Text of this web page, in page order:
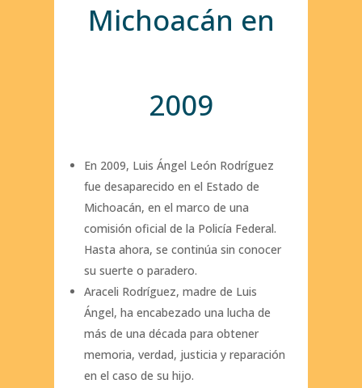
Michoacán en
2009
En 2009, Luis Ángel León Rodríguez
fue desaparecido en el Estado de
Michoacán, en el marco de una
comisión oficial de la Policía Federal.
Hasta ahora, se continúa sin conocer
su suerte o paradero.
Araceli Rodríguez, madre de Luis
Ángel, ha encabezado una lucha de
más de una década para obtener
memoria, verdad, justicia y reparación
en el caso de su hijo.